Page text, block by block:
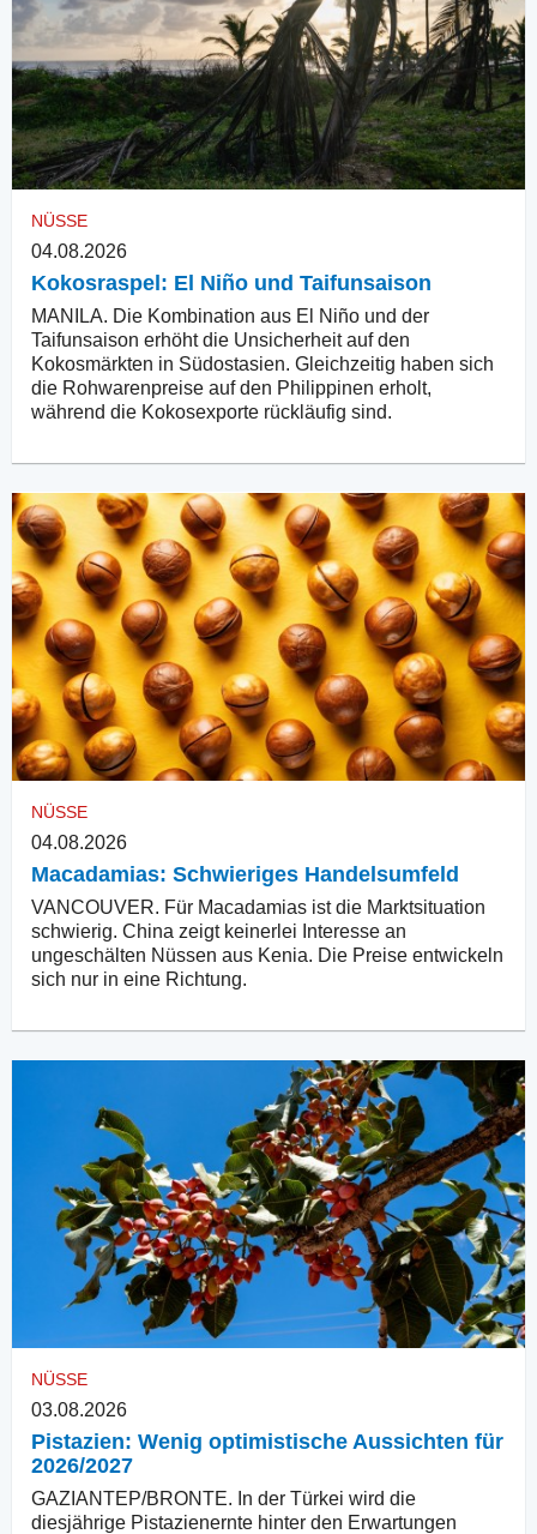
NÜSSE
04.08.2026
Kokosraspel: El Niño und Taifunsaison
MANILA. Die Kombination aus El Niño und der
Taifunsaison erhöht die Unsicherheit auf den
Kokosmärkten in Südostasien. Gleichzeitig haben sich
die Rohwarenpreise auf den Philippinen erholt,
während die Kokosexporte rückläufig sind.
NÜSSE
04.08.2026
Macadamias: Schwieriges Handelsumfeld
VANCOUVER. Für Macadamias ist die Marktsituation
schwierig. China zeigt keinerlei Interesse an
ungeschälten Nüssen aus Kenia. Die Preise entwickeln
sich nur in eine Richtung.
NÜSSE
03.08.2026
Pistazien: Wenig optimistische Aussichten für
2026/2027
GAZIANTEP/BRONTE. In der Türkei wird die
diesjährige Pistazienernte hinter den Erwartungen